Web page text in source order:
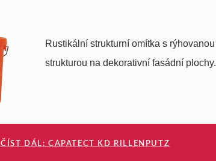
Rustikální strukturní omítka s rýhovanou
strukturou na dekorativní fasádní plochy.
ČÍST DÁL: CAPATECT KD RILLENPUTZ